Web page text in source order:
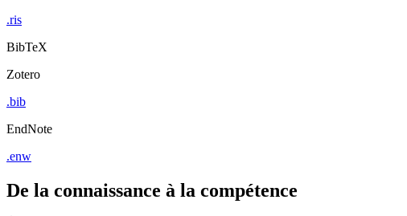
.ris
BibTeX
Zotero
.bib
EndNote
.enw
De la connaissance à la compétence